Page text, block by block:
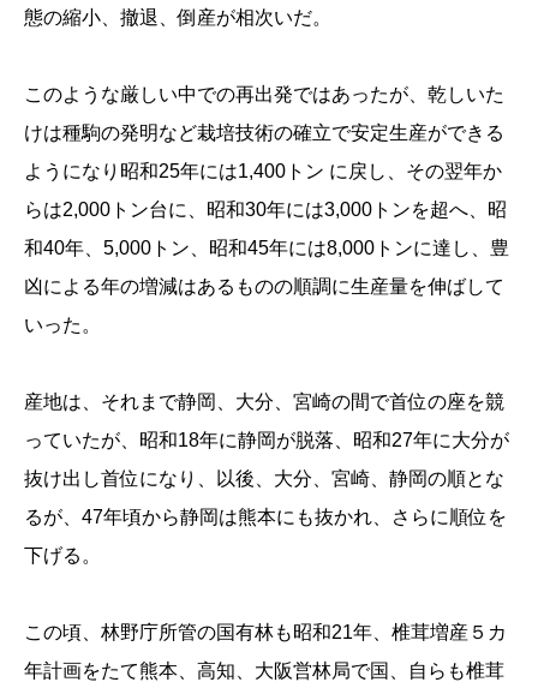
態の縮小、撤退、倒産が相次いだ。
このような厳しい中での再出発ではあったが、乾しいた
けは種駒の発明など栽培技術の確立で安定生産ができる
ようになり昭和25年には1,400トン に戻し、その翌年か
らは2,000トン台に、昭和30年には3,000トンを超へ、昭
和40年、5,000トン、昭和45年には8,000トンに達し、豊
凶による年の増減はあるものの順調に生産量を伸ばして
いった。
産地は、それまで静岡、大分、宮崎の間で首位の座を競
っていたが、昭和18年に静岡が脱落、昭和27年に大分が
抜け出し首位になり、以後、大分、宮崎、静岡の順とな
るが、47年頃から静岡は熊本にも抜かれ、さらに順位を
下げる。
この頃、林野庁所管の国有林も昭和21年、椎茸増産５カ
年計画をたて熊本、高知、大阪営林局で国、自らも椎茸